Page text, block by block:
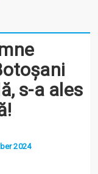
s-a ales
2024